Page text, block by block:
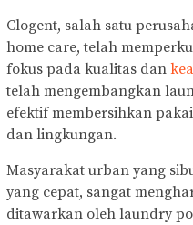
Clogent, salah satu
home care, telah
fokus pada kualitas dan
telah mengembangkan
efektif membersihkan
dan lingkungan.
Masyarakat urban yang
yang cepat, sangat
ditawarkan oleh laundry